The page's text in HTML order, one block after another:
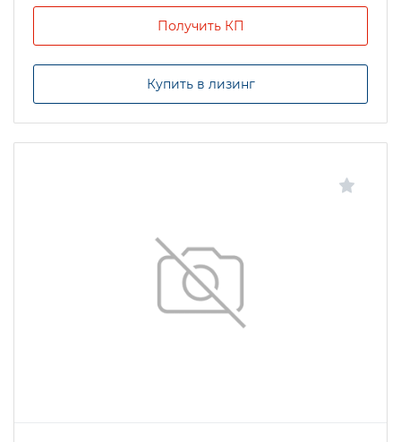
Получить КП
Купить в лизинг